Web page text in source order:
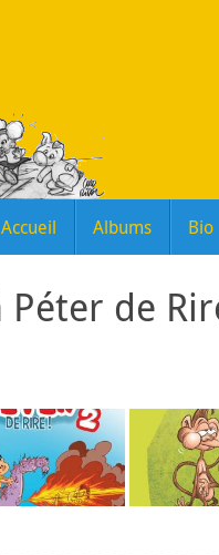
Accueil Albums Bio
de